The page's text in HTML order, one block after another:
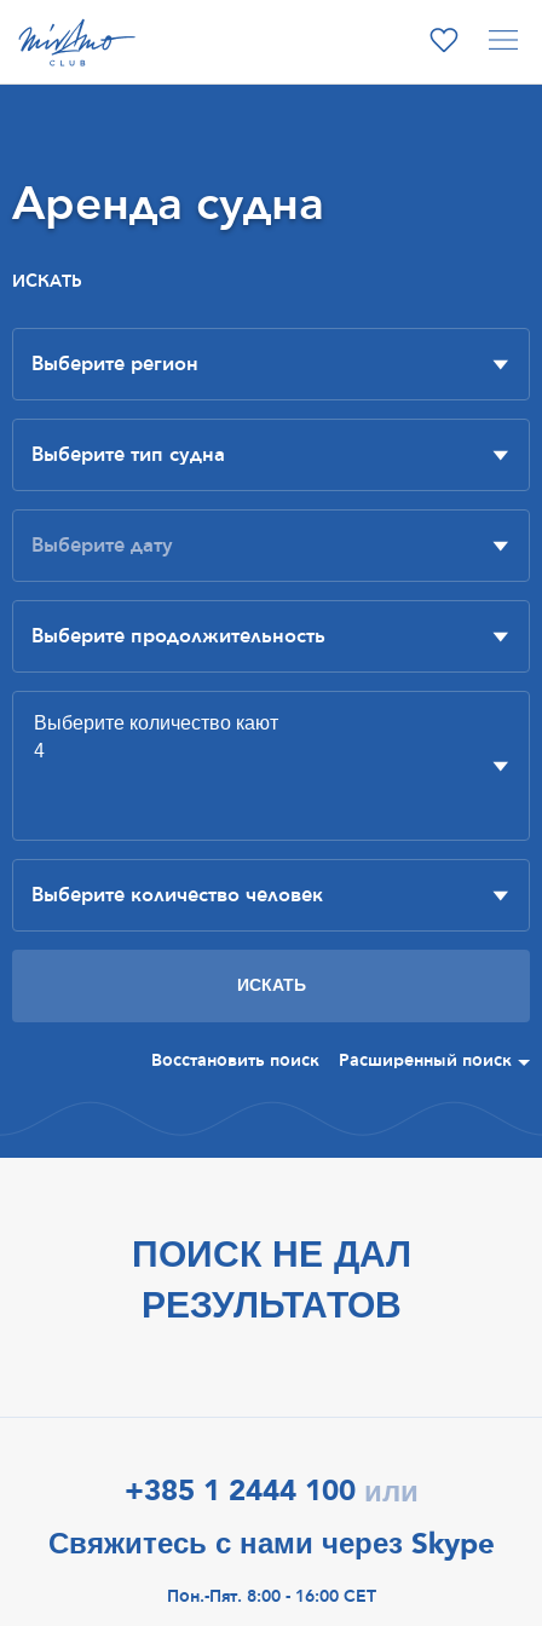
Аренда судна
ИСКАТЬ
Восстановить поиск Расширенный поиск
ПОИСК НЕ ДАЛ
РЕЗУЛЬТАТОВ
+385 1 2444 100 или
Свяжитесь с нами через Skype
Пон.-Пят. 8:00 - 16:00 CET